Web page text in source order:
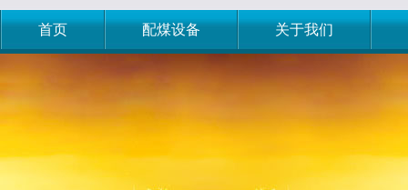
首页 配煤设备 关于我们